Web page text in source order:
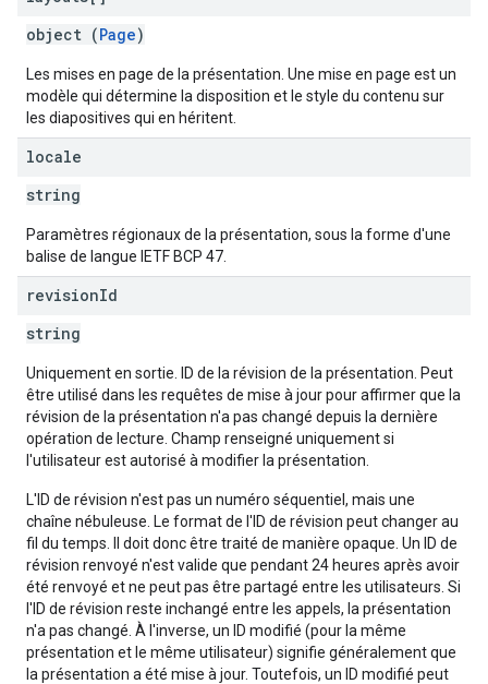
object (Page)
Les mises en page de la présentation. Une mise en page est un
modèle qui détermine la disposition et le style du contenu sur
les diapositives qui en héritent.
locale
string
Paramètres régionaux de la présentation, sous la forme d'une
balise de langue IETF BCP 47.
revisionId
string
Uniquement en sortie. ID de la révision de la présentation. Peut
être utilisé dans les requêtes de mise à jour pour affirmer que la
révision de la présentation n'a pas changé depuis la dernière
opération de lecture. Champ renseigné uniquement si
l'utilisateur est autorisé à modifier la présentation.
L'ID de révision n'est pas un numéro séquentiel, mais une
chaîne nébuleuse. Le format de l'ID de révision peut changer au
fil du temps. Il doit donc être traité de manière opaque. Un ID de
révision renvoyé n'est valide que pendant 24 heures après avoir
été renvoyé et ne peut pas être partagé entre les utilisateurs. Si
l'ID de révision reste inchangé entre les appels, la présentation
n'a pas changé. À l'inverse, un ID modifié (pour la même
présentation et le même utilisateur) signifie généralement que
la présentation a été mise à jour. Toutefois, un ID modifié peut